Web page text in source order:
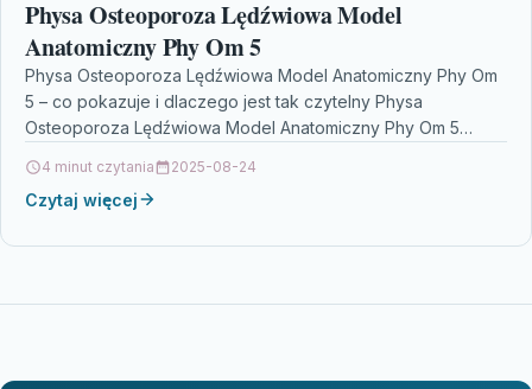
Physa Osteoporoza Lędźwiowa Model
Anatomiczny Phy Om 5
Physa Osteoporoza Lędźwiowa Model Anatomiczny Phy Om
5 – co pokazuje i dlaczego jest tak czytelny Physa
Osteoporoza Lędźwiowa Model Anatomiczny Phy Om 5…
4 minut czytania 2025-08-24
Czytaj więcej